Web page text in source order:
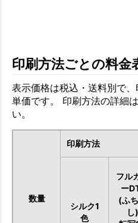
印刷方法ごとの料金
表示価格は税込・送料別で
単価です。 印刷方法の詳細は
い。
数量
印刷方法
シルク1
色
フル
ー
(ふ
し)